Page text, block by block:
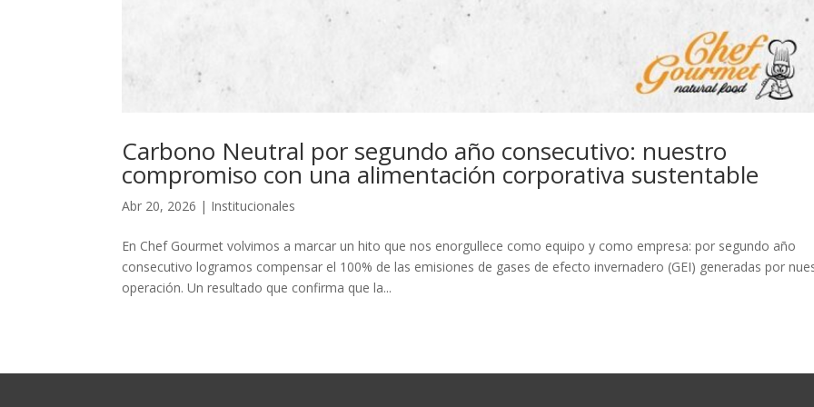
Carbono Neutral por segundo año consecutivo: nuestro
compromiso con una alimentación corporativa sustentable
Abr 20, 2026 | Institucionales
En Chef Gourmet volvimos a marcar un hito que nos enorgullece como equipo y como empresa: por segundo año
consecutivo logramos compensar el 100% de las emisiones de gases de efecto invernadero (GEI) generadas por
operación. Un resultado que confirma que la...